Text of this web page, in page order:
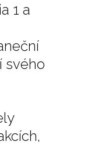
1 a
svého